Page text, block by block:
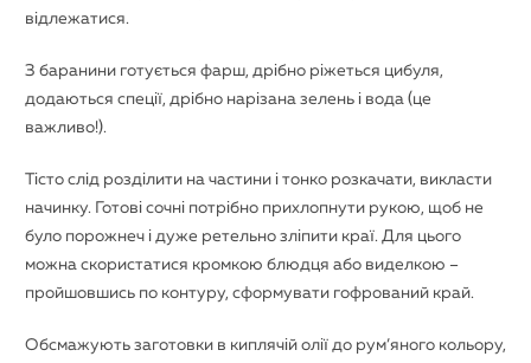
відлежатися.
З баранини готується фарш, дрібно ріжеться цибуля,
додаються спеції, дрібно нарізана зелень і вода (це
важливо!).
Тісто слід розділити на частини і тонко розкачати, викласти
начинку. Готові сочні потрібно прихлопнути рукою, щоб не
було порожнеч і дуже ретельно зліпити краї. Для цього
можна скористатися кромкою блюдця або виделкою –
пройшовшись по контуру, сформувати гофрований край.
Обсмажують заготовки в киплячій олії до рум’яного кольору,